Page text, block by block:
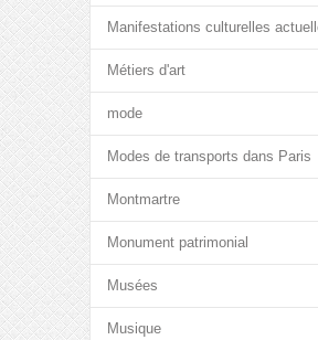
Manifestations culturelles
Métiers d'art
mode
Modes de transports dans Paris
Montmartre
Monument patrimonial
Musées
Musique